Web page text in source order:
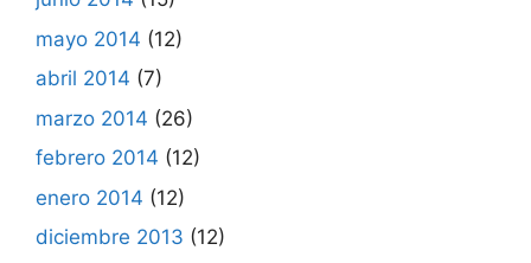
mayo 2014 (12)
abril 2014 (7)
marzo 2014 (26)
febrero 2014 (12)
enero 2014 (12)
diciembre 2013 (12)